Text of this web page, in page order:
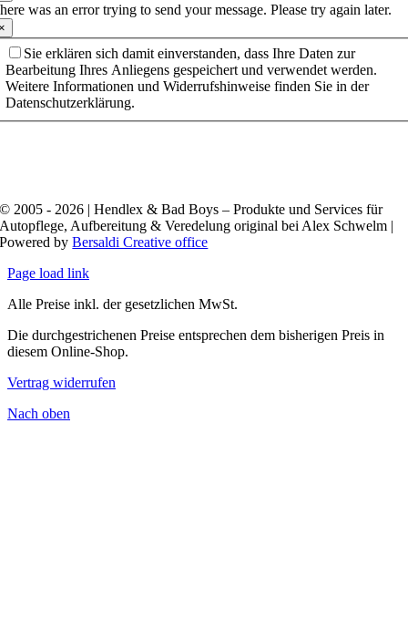
was an error trying to send your message. Please try again later.
Sie erklären sich damit einverstanden, dass Ihre Daten zur
Bearbeitung Ihres Anliegens gespeichert und verwendet werden.
Weitere Informationen und Widerrufshinweise finden Sie in der
Datenschutzerklärung.
© 2005 - 2026 | Hendlex & Bad Boys – Produkte und Services für
Autopflege, Aufbereitung & Veredelung original bei Alex Schwelm |
Powered byBersaldi Creative office
Page load link
Alle Preise inkl. der gesetzlichen MwSt.
Die durchgestrichenen Preise entsprechen dem bisherigen Preis in
diesem Online-Shop.
Vertrag widerrufen
Nach oben